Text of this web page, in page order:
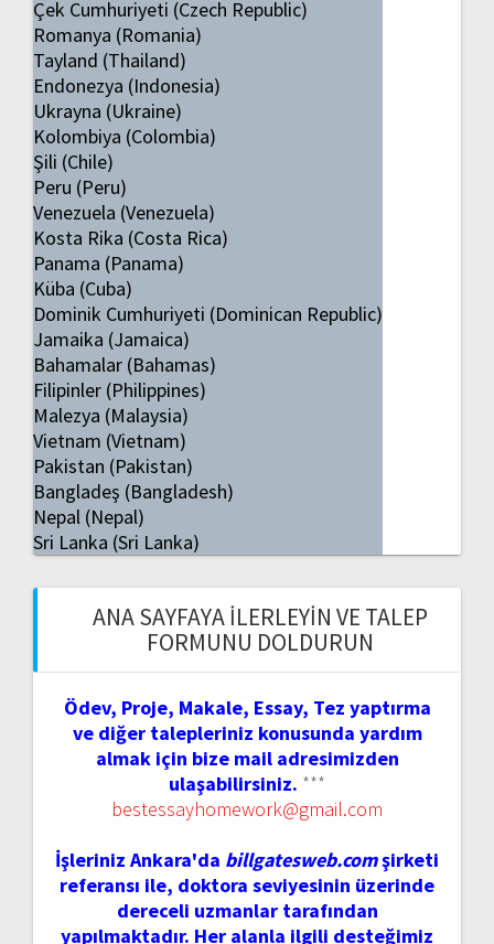
Çek Cumhuriyeti (Czech Republic)
Romanya (Romania)
Tayland (Thailand)
Endonezya (Indonesia)
Ukrayna (Ukraine)
Kolombiya (Colombia)
Şili (Chile)
Peru (Peru)
Venezuela (Venezuela)
Kosta Rika (Costa Rica)
Panama (Panama)
Küba (Cuba)
Dominik Cumhuriyeti (Dominican Republic)
Jamaika (Jamaica)
Bahamalar (Bahamas)
Filipinler (Philippines)
Malezya (Malaysia)
Vietnam (Vietnam)
Pakistan (Pakistan)
Bangladeş (Bangladesh)
Nepal (Nepal)
Sri Lanka (Sri Lanka)
ANA SAYFAYA İLERLEYIN VE TALEP
FORMUNU DOLDURUN
Ödev, Proje, Makale, Essay, Tez yaptırma
ve diğer talepleriniz konusunda yardım
almak için bize mail adresimizden
ulaşabilirsiniz. ***
bestessayhomework@gmail.com
İşleriniz Ankara'da billgatesweb.comşirketi
referansı ile, doktora seviyesinin üzerinde
dereceli uzmanlar tarafından
yapılmaktadır. Her alanla ilgili desteğimiz